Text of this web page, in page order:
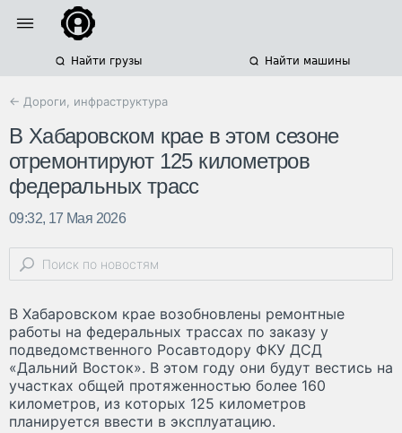
Найти грузы Найти машины
← Дороги, инфраструктура
В Хабаровском крае в этом сезоне
отремонтируют 125 километров
федеральных трасс
09:32, 17 Мая 2026
В Хабаровском крае возобновлены ремонтные
работы на федеральных трассах по заказу у
подведомственного Росавтодору ФКУ ДСД
«Дальний Восток». В этом году они будут вестись на
участках общей протяженностью более 160
километров, из которых 125 километров
планируется ввести в эксплуатацию.